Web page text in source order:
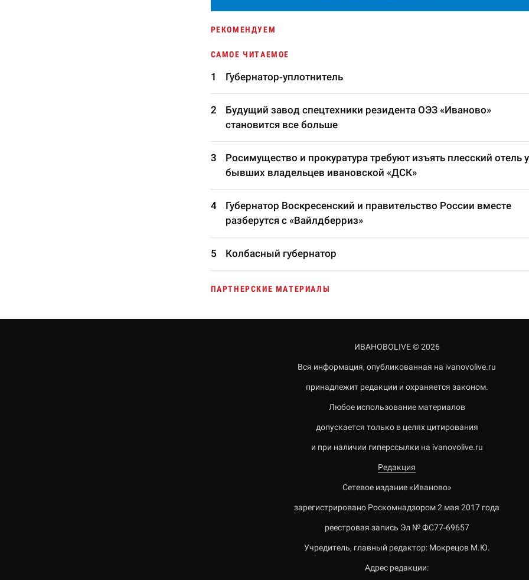
РЕКОМЕНДУЕМ
САМОЕ ЧИТАЕМОЕ
Губернатор-уплотнитель
Будущий завод спецтехники резидента ОЭЗ «Иваново»
становится все больше
Росимущество и прокуратура требуют изъять плесский отель у
бывших владельцев ивановской «ДСК»
Губернатор Воскресенский и правительство России вместе
разберутся с «Вайлдберриз»
Колбасный губернатор
ПАРТНЕРСКИЕ МАТЕРИАЛЫ
ИВАНОВОLIVE © 2026
Вся информация, опубликованная на ivanovolive.ru
принадлежит редакции и охраняется законом.
Любое использование материалов
допускается только в целях цитирования
и при наличии гиперссылки на ivanovolive.ru
Редакция
Сетевое издание «Иваново»
зарегистрировано Роскомнадзором 2 мая 2017 года
реестровая запись Эл № ФС77-69657
Учредитель, главный редактор: Мокрецов М.Ю.
Адрес редакции: